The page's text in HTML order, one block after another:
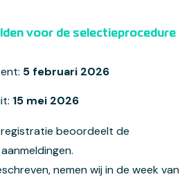
voor de selectieprocedure
5 februari 2026
15 mei 2026
beoordeelt de
nemen wij in de week van